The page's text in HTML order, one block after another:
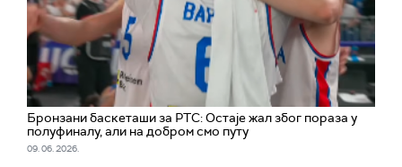
Бронзани баскеташи за РТС: Остаје жал због пораза у
полуфиналу, али на добром смо путу
09. 06. 2026.